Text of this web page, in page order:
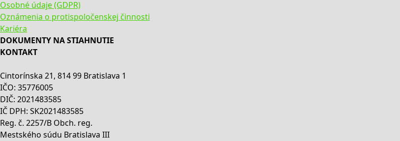
Osobné údaje (GDPR)
Oznámenia o protispoločenskej činnosti
Kariéra
DOKUMENTY NA STIAHNUTIE
KONTAKT
Cintorínska 21, 814 99 Bratislava 1
IČO: 35776005
DIČ: 2021483585
IČ DPH: SK2021483585
Reg. č. 2257/B Obch. reg.
Mestského súdu Bratislava III